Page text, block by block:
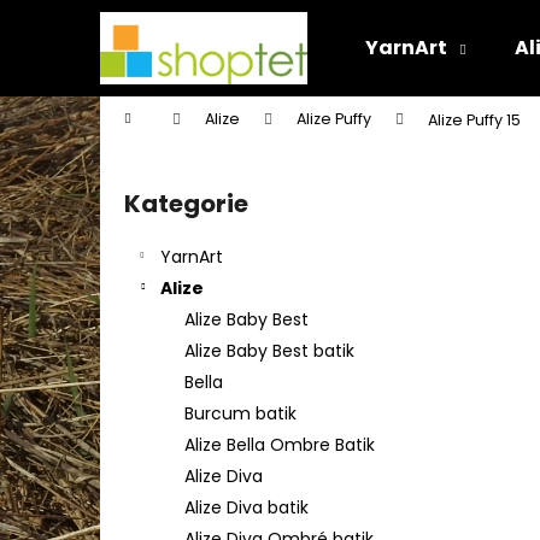
YarnArt
Domů Alize Alize Puffy Alize Puffy 15
P
o
s
t
r
a
n
n
í
p
a
n
Přeskočit
kategorie
Kategorie
YarnArt
Alize
Alize Baby Best
Alize Baby Best batik
Bella
Burcum batik
Alize Bella Ombre Batik
Alize Diva
Alize Diva batik
í
k
Zpět
do
obchodu
Zpět
do
obchodu